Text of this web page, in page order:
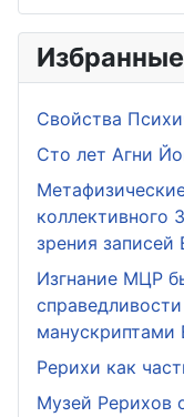
Свойства
Сто лет Агни
коллективного
зрения записей
Изгнание МЦР
манускриптами
Рерихи как
Музей Рерихов